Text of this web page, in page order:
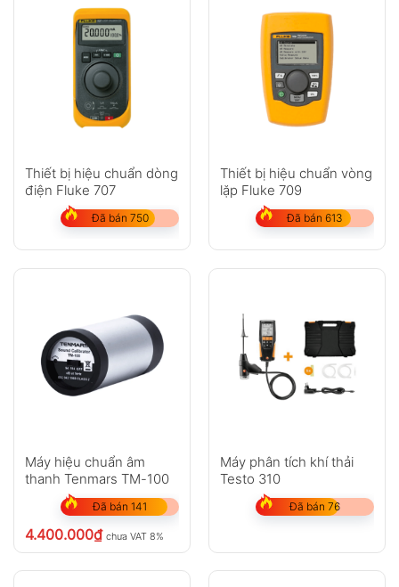
Thiết bị hiệu chuẩn dòng
điện Fluke 707
Đã bán 750
Thiết bị hiệu chuẩn vòng
lặp Fluke 709
Đã bán 613
Máy hiệu chuẩn âm
thanh Tenmars TM-100
Đã bán 141
4.400.000₫ chưa VAT 8%
Máy phân tích khí thải
Testo 310
Đã bán 76